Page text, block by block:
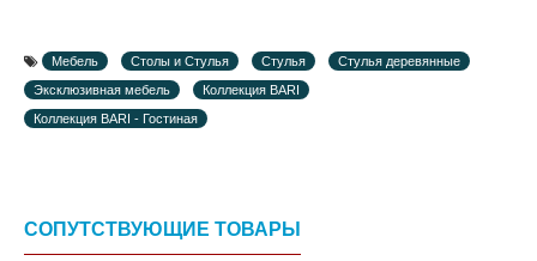
Мебель Столы и Стулья Стулья
Стулья деревянные
Эксклюзивная мебель
Коллекция BARI
Коллекция BARI - Гостиная
СОПУТСТВУЮЩИЕ ТОВАРЫ